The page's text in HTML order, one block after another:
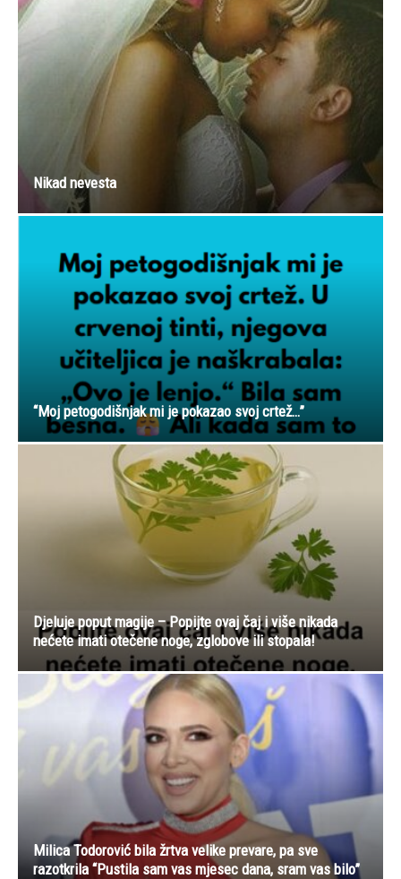
Nikad nevesta
“Moj petogodišnjak mi je pokazao svoj crtež…”
Djeluje poput magije – Popijte ovaj čaj i više nikada
nećete imati otečene noge, zglobove ili stopala!
Milica Todorović bila žrtva velike prevare, pa sve
razotkrila “Pustila sam vas mjesec dana, sram vas bilo”